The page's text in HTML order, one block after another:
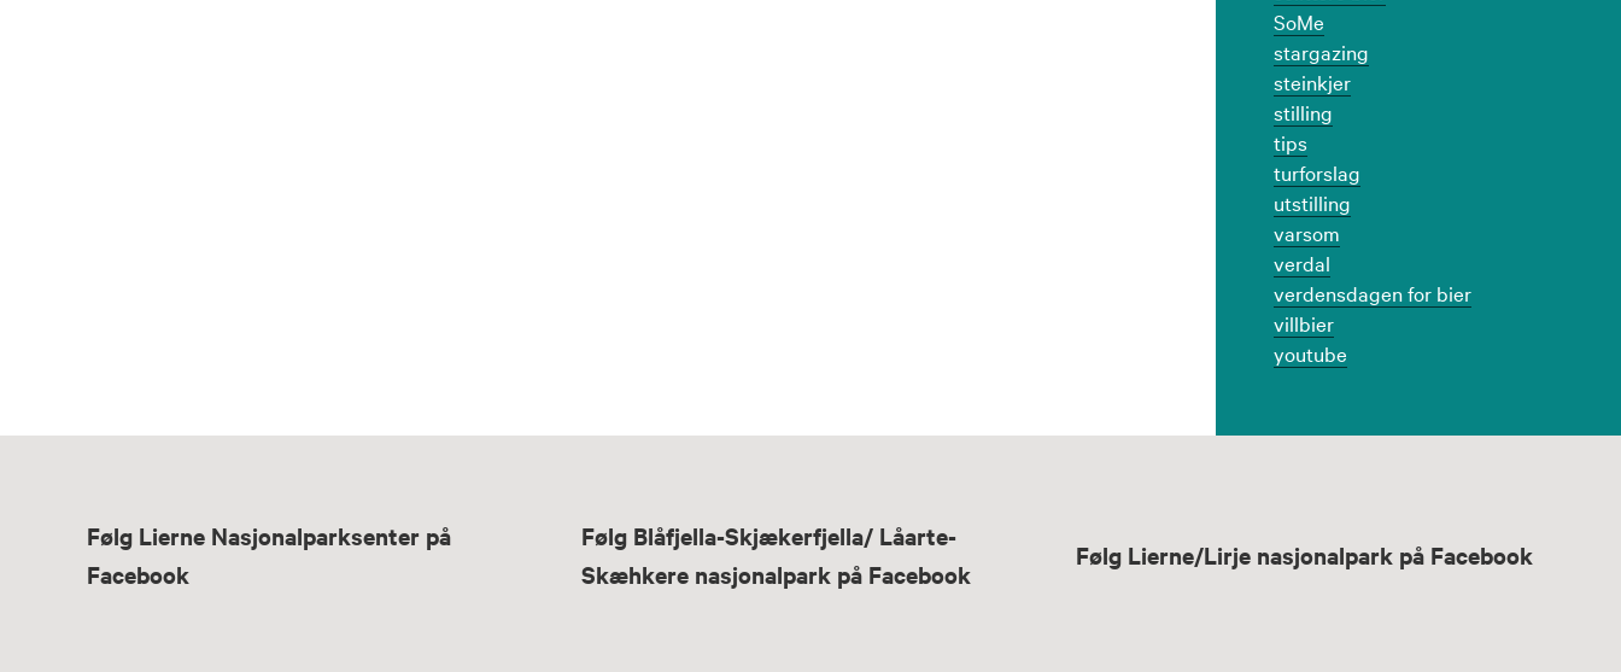
SoMe
stargazing
steinkjer
stilling
tips
turforslag
utstilling
varsom
verdal
verdensdagen for bier
villbier
youtube
Følg Lierne Nasjonalparksenter på
Facebook
Følg Blåfjella-Skjækerfjella/ Låarte-
Skæhkere nasjonalpark på Facebook
Følg Lierne/Lirje nasjonalpark på Facebook